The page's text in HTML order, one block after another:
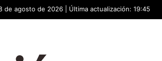
de agosto de 2026 | Última actualización: 19:45